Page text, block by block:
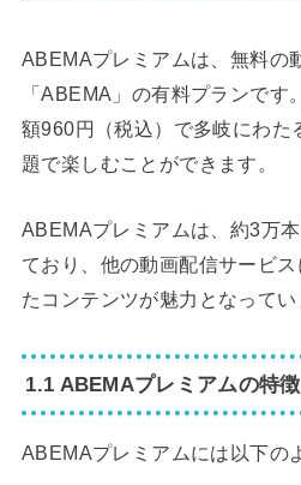
ABEMAプレミアムは、無料の
「ABEMA」の有料プランです
額960円（税込）で多岐にわた
題で楽しむことができます。
ABEMAプレミアムは、約3万
ており、他の動画配信サービ
たコンテンツが魅力となってい
1.1 ABEMAプレミアムの特徴
ABEMAプレミアムには以下の